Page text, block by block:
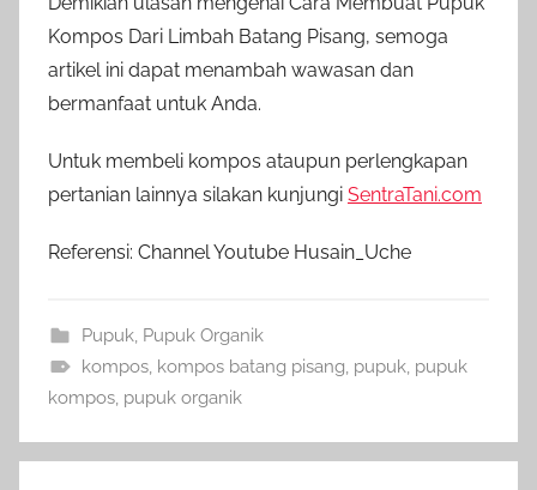
Kompos Dari Limbah Batang Pisang, semoga
artikel ini dapat menambah wawasan dan
bermanfaat untuk Anda.
Untuk membeli kompos ataupun perlengkapan
pertanian lainnya silakan kunjungi SentraTani.com
Referensi: Channel Youtube Husain_Uche
Pupuk, Pupuk Organik
kompos, kompos batang pisang, pupuk, pupuk
kompos, pupuk organik